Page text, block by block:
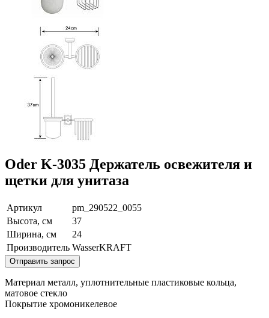
Oder K-3035 Держатель освежителя и
щетки для унитаза
Артикул
pm_290522_0055
Высота, см
37
Ширина, см
24
Производитель WasserKRAFT
Отправить запрос
Материал металл, уплотнительные пластиковые кольца,
матовое стекло
Покрытие хромоникелевое